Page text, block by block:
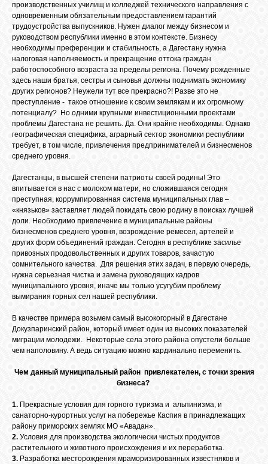
КОНТАКТЫ
ВХОД
RSS
VK
GOOGLE+
TWITTER
FACEBOOK
производственных училищ и колледжей технического направления с
одновременным обязательным предоставлением гарантий
трудоустройства выпускников. Нужен диалог между бизнесом и
руководством республики именно в этом контексте. Бизнесу
необходимы преференции и стабильность, а Дагестану нужна
налоговая наполняемость и прекращение оттока граждан
работоспособного возраста за пределы региона. Почему рожденные
здесь наши братья, сестры и сыновья должны поднимать экономику
других регионов? Неужели тут все прекрасно?! Разве это не
преступление - такое отношение к своим землякам и их огромному
потенциалу? Но одними крупными инвестиционными проектами
проблемы Дагестана не решить. Да. Они крайне необходимы. Однако
географическая специфика, аграрный сектор экономики республики
требует, в том числе, привлечения предпринимателей и бизнесменов
среднего уровня.
Дагестанцы, в высшей степени патриоты своей родины! Это
впитывается в нас с молоком матери, но сложившаяся сегодня
преступная, коррумпированная система муниципальных глав –
«князьков» заставляет людей покидать свою родину в поисках лучшей
доли. Необходимо привлечение в муниципальные районы
бизнесменов среднего уровня, возрождение ремесел, артелей и
других форм объединений граждан. Сегодня в республике засилье
привозных продовольственных и других товаров, зачастую
сомнительного качества. Для решения этих задач, в первую очередь,
нужна серьезная чистка и замена руководящих кадров
муниципального уровня, иначе мы только усугубим проблему
вымирания горных сел нашей республики.
В качестве примера возьмем самый высокогорный в Дагестане
Докузпаринский район, который имеет один из высоких показателей
миграции молодежи. Некоторые села этого района опустели больше
чем наполовину. А ведь ситуацию можно кардинально переменить.
Чем данный муниципальный район привлекателен, с точки зрения
бизнеса?
1. Прекрасные условия для горного туризма и альпинизма, и
санаторно-курортных услуг на побережье Каспия в принадлежащих
району приморских землях МО «Авадан».
2. Условия для производства экологически чистых продуктов
растительного и животного происхождения и их переработка.
3. Разработка месторождения мраморизированных известняков и